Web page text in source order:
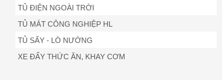
TỦ ĐIỆN NGOÀI TRỜI
TỦ MÁT CÔNG NGHIỆP HL
TỦ SẤY - LÒ NƯỚNG
XE ĐẨY THỨC ĂN, KHAY CƠM